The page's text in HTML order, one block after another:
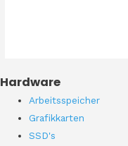
Hardware
Arbeitsspeicher
Grafikkarten
SSD's